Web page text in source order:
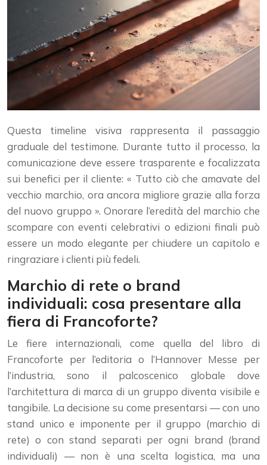
Questa timeline visiva rappresenta il passaggio
graduale del testimone. Durante tutto il processo, la
comunicazione deve essere trasparente e focalizzata
sui benefici per il cliente: « Tutto ciò che amavate del
vecchio marchio, ora ancora migliore grazie alla forza
del nuovo gruppo ». Onorare l’eredità del marchio che
scompare con eventi celebrativi o edizioni finali può
essere un modo elegante per chiudere un capitolo e
ringraziare i clienti più fedeli.
Marchio di rete o brand
individuali: cosa presentare alla
fiera di Francoforte?
Le fiere internazionali, come quella del libro di
Francoforte per l’editoria o l’Hannover Messe per
l’industria, sono il palcoscenico globale dove
l’architettura di marca di un gruppo diventa visibile e
tangibile. La decisione su come presentarsi — con uno
stand unico e imponente per il gruppo (marchio di
rete) o con stand separati per ogni brand (brand
individuali) — non è una scelta logistica, ma una